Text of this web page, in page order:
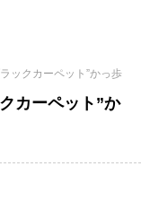
ックカーペット”かっ歩
カーペット”か